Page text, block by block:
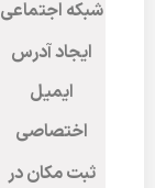
شبکه اجتماعی
ایجاد آدرس
ایمیل
اختصاصی
ثبت مکان در